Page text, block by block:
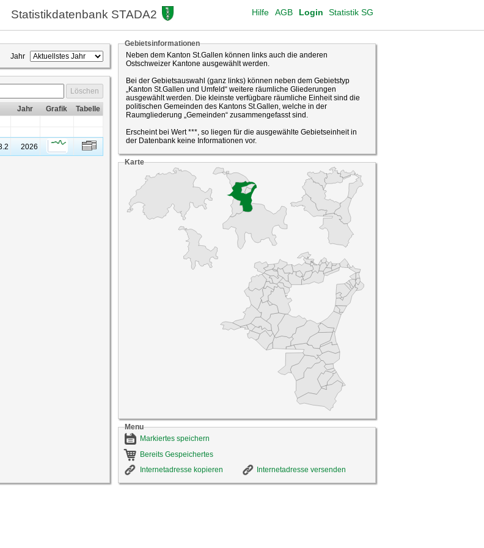
Statistikdatenbank STADA2 Login Statistik SG
AGB
Hilfe
Jahr
Löschen
Jahr Grafik
Tabelle
2026
Gebietsinformationen
Neben dem Kanton St.Gallen können links auch die anderen
Ostschweizer Kantone ausgewählt werden.
Bei der Gebietsauswahl (ganz links) können neben dem Gebietstyp
„Kanton St.Gallen und Umfeld“ weitere räumliche Gliederungen
ausgewählt werden. Die kleinste verfügbare räumliche Einheit sind die
politischen Gemeinden des Kantons St.Gallen, welche in der
Raumgliederung „Gemeinden“ zusammengefasst sind.
Erscheint bei Wert ***, so liegen für die ausgewählte Gebietseinheit in
der Datenbank keine Informationen vor.
Karte
Menu
Markiertes speichern
Bereits Gespeichertes
Internetadresse kopieren
Internetadresse versenden